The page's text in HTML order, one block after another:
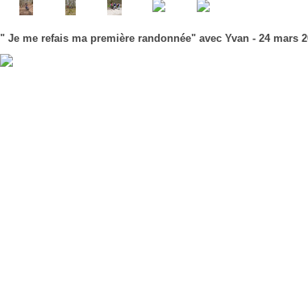
" Je me refais ma première randonnée" avec Yvan - 24 mars